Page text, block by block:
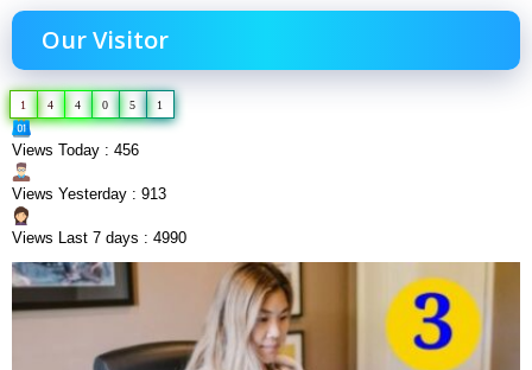
Our Visitor
1 4 4 0 5 1
Views Today : 456
Views Yesterday : 913
Views Last 7 days : 4990